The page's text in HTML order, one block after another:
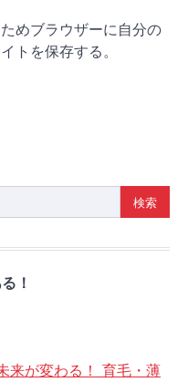
めブラウザーに自分の
トを保存する。
！
来が変わる！ 育毛・薄